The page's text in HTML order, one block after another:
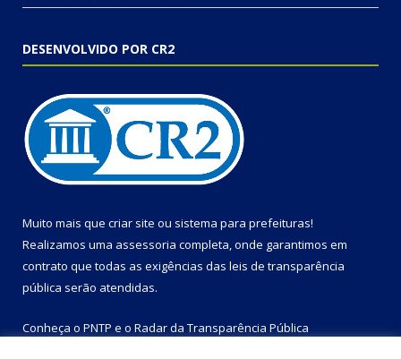
DESENVOLVIDO POR CR2
Muito mais que criar site ou sistema para prefeituras!
Realizamos uma assessoria completa, onde garantimos em
contrato que todas as exigências das leis de transparência
pública serão atendidas.
Conheça o PNTP e o Radar da Transparência Pública